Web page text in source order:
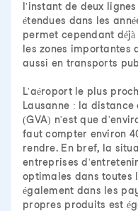
l'instant de deux
étendues dans les
permet cependant
les zones importantes
aussi en transports
L'aéroport le plus
Lausanne : la distance
(GVA) n'est que
faut compter environ
rendre. En bref, la
entreprises
optimales dans toutes
également dans les
propres produits est